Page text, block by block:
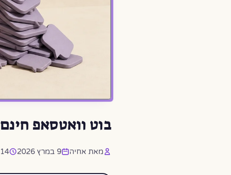
בוט וואטסאפ חינם 2026: 3 שיטות + מדריך שלב-אחרי-שלב
מאת אחיה 9 במרץ 2026 14 דקות